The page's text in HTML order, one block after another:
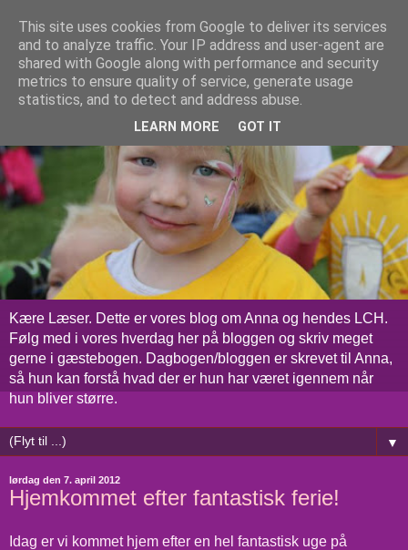
Kære Læser. Dette er vores blog om Anna og hendes LCH.
Følg med i vores hverdag her på bloggen og skriv meget
gerne i gæstebogen. Dagbogen/bloggen er skrevet til Anna,
så hun kan forstå hvad der er hun har været igennem når
hun bliver større.
▼
lørdag den 7. april 2012
Hjemkommet efter fantastisk ferie!
Idag er vi kommet hjem efter en hel fantastisk uge på
This site uses cookies from Google to deliver its services
and to analyze traffic. Your IP address and user-agent are
shared with Google along with performance and security
metrics to ensure quality of service, generate usage
statistics, and to detect and address abuse.
LEARN MORE GOT IT